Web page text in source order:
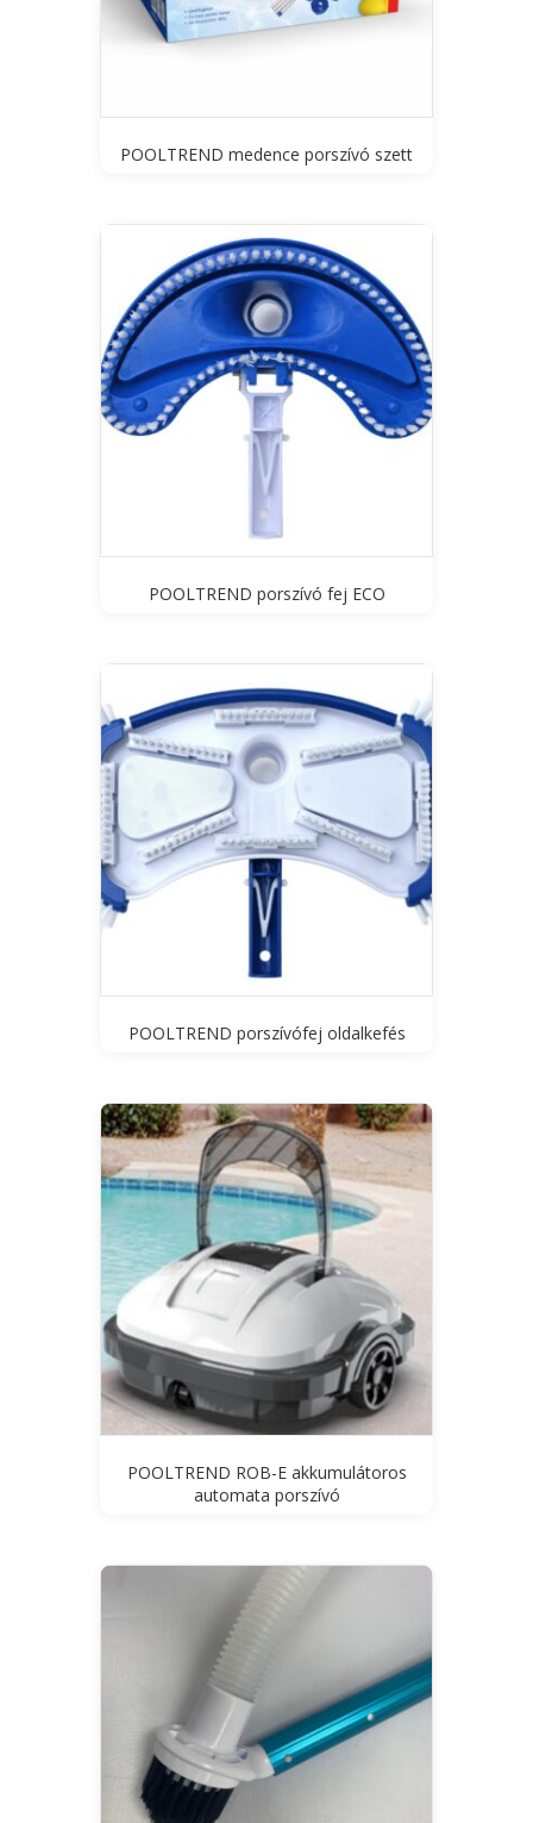
POOLTREND medence porszívó szett
POOLTREND porszívó fej ECO
POOLTREND porszívófej oldalkefés
POOLTREND ROB-E akkumulátoros
automata porszívó